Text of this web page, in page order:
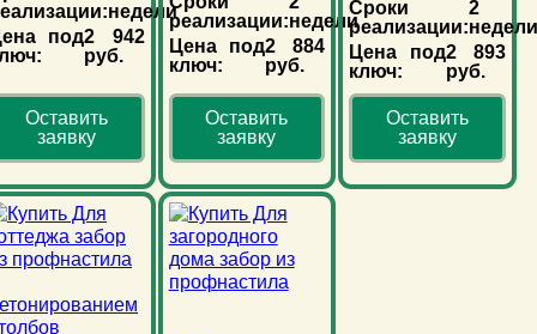
недели
под2 942
руб.
Оставить
заявку
реализации:недели
Цена под
ключ:
2 884
руб.
Оставить
заявку
Сроки
реализации:
2
Цена под
ключ:
2 893
руб.
Оставить
заявку